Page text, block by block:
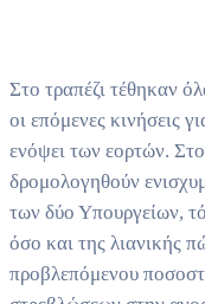
Στο τραπέζι τέθηκαν
οι επόμενες κινήσεις
ενόψει των εορτών.
δρομολογηθούν
των δύο Υπουργείων,
όσο και της λιανικής
προβλεπόμενου